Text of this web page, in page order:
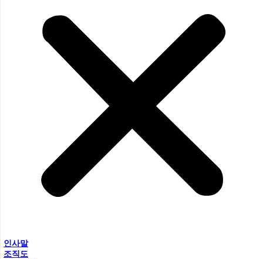
인사말
조직도